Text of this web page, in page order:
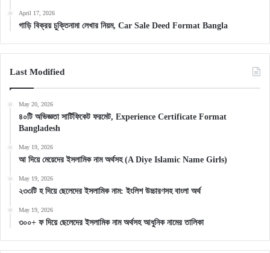
April 17, 2026
গাড়ি বিক্রয় চুক্তিনামা লেখার নিয়ম, Car Sale Deed Format Bangla
Last Modified
May 20, 2026
৪০টি অভিজ্ঞতা সার্টিফিকেট ফরমেট, Experience Certificate Format
Bangladesh
May 19, 2026
আ দিয়ে মেয়েদের ইসলামিক নাম অর্থসহ (A Diye Islamic Name Girls)
May 19, 2026
২৩৩টি হ দিয়ে ছেলেদের ইসলামিক নাম: ইংলিশ উচ্চারণসহ বাংলা অর্থ
May 19, 2026
৩০০+ ফ দিয়ে ছেলেদের ইসলামিক নাম অর্থসহ আধুনিক নামের তালিকা